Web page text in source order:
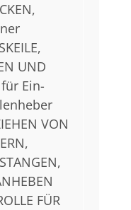
UND
Ein-
VON
FÜR